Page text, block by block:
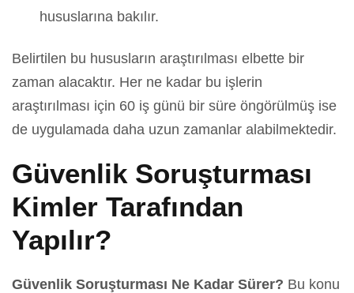
hususlarına bakılır.
Belirtilen bu hususların araştırılması elbette bir
zaman alacaktır. Her ne kadar bu işlerin
araştırılması için 60 iş günü bir süre öngörülmüş ise
de uygulamada daha uzun zamanlar alabilmektedir.
Güvenlik Soruşturması
Kimler Tarafından
Yapılır?
Güvenlik Soruşturması Ne Kadar Sürer? Bu konu